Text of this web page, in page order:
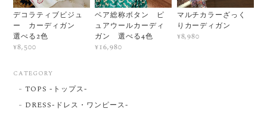
デコラティブビジュ
ー カーディガン
選べる2色
¥8,500
ベア総称ボタン ピ
ュアウールカーディ
ガン 選べる4色
¥16,980
マルチカラーざっく
りカーディガン
¥8,980
CATEGORY
TOPS -トップス-
DRESS-ドレス・ワンピース-